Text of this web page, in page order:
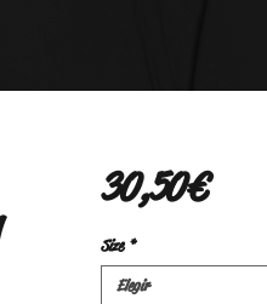
30,50 €
Size *
Elegir